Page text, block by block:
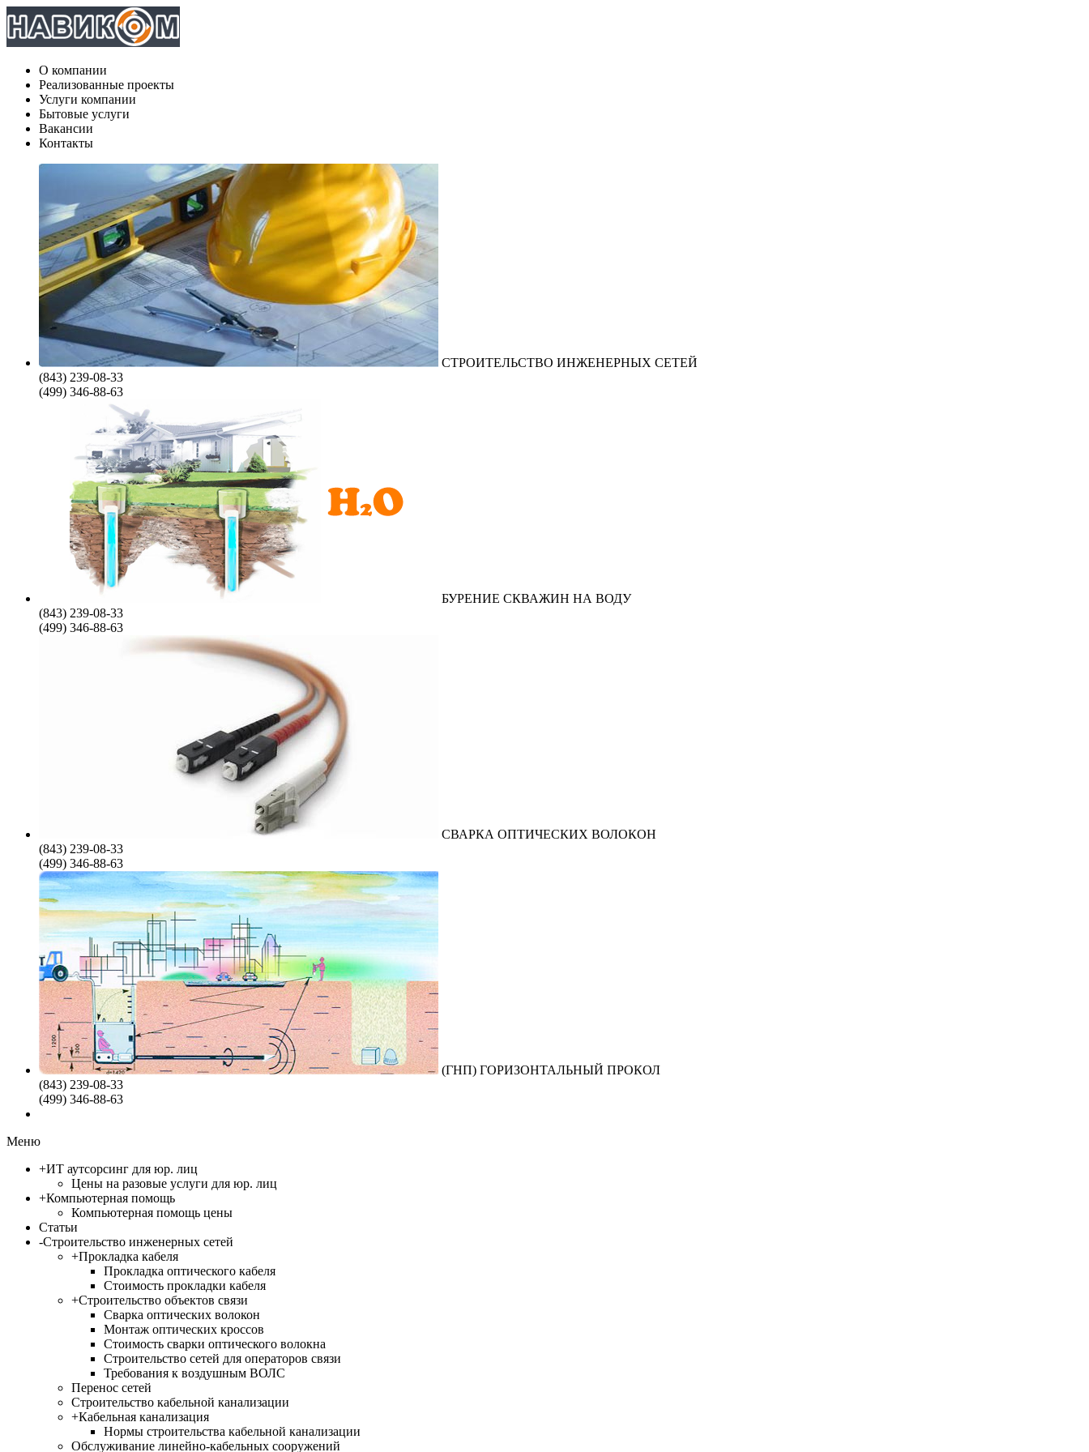
О компании
Реализованные проекты
Услуги компании
Бытовые услуги
Вакансии
Контакты
СТРОИТЕЛЬСТВО ИНЖЕНЕРНЫХ СЕТЕЙ
(843) 239-08-33
(499) 346-88-63
БУРЕНИЕ СКВАЖИН НА ВОДУ
(843) 239-08-33
(499) 346-88-63
СВАРКА ОПТИЧЕСКИХ ВОЛОКОН
(843) 239-08-33
(499) 346-88-63
(ГНП) ГОРИЗОНТАЛЬНЫЙ ПРОКОЛ
(843) 239-08-33
(499) 346-88-63
Меню
+ИТ аутсорсинг для юр. лиц
Цены на разовые услуги для юр. лиц
+Компьютерная помощь
Компьютерная помощь цены
Статьи
-Строительство инженерных сетей
+Прокладка кабеля
Прокладка оптического кабеля
Стоимость прокладки кабеля
+Строительство объектов связи
Сварка оптических волокон
Монтаж оптических кроссов
Стоимость сварки оптического волокна
Строительство сетей для операторов связи
Требования к воздушным ВОЛС
Перенос сетей
Строительство кабельной канализации
+Кабельная канализация
Нормы строительства кабельной канализации
Обслуживание линейно-кабельных сооружений